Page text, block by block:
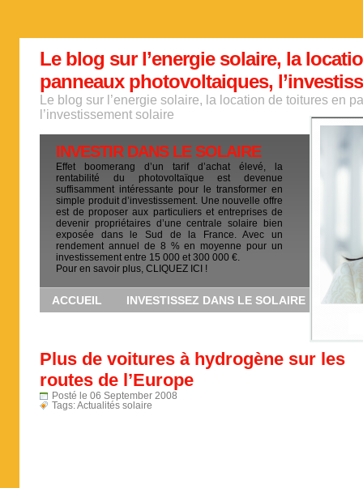
Le blog sur l’energie solaire, la
panneaux photovoltaiques,
Le blog sur l’energie solaire, la location de toitures en
l’investissement solaire
INVESTIR DANS LE SOLAIRE
Effet boomerang d’un tarif d’achat élevé, la
rentabilité du photovoltaïque est devenue
suffisamment intéressante pour le transformer en
simple produit d’investissement. Une nouvelle offre
est de proposer aux particuliers et entreprises de
devenir propriétaires d’une centrale solaire bien
exposée dans le Sud de la France. Avec un
rendement annuel de 8 % en moyenne pour un
investissement entre 15 000 et 300 000 €.
Pour en savoir plus, CLIQUEZ ICI !
ACCUEIL INVESTISSEZ DANS LE SOLAIRE
Plus de voitures à hydrogène sur les
routes de l’Europe
Posté le 06 September 2008
Tags:Actualités solaire